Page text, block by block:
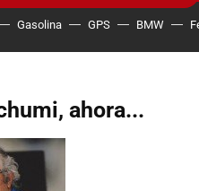
Gasolina GPS BMW
ahora...